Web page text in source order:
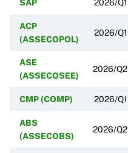
SAP 2026/Q1
ACP
(ASSECOPOL)
2026/Q1
ASE
(ASSECOSEE)
2026/Q2
CMP (COMP) 2026/Q1
ABS
(ASSECOBS)
2026/Q2